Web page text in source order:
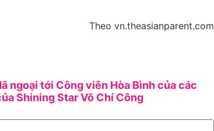
Theo vn.theasianparent.com
ngoại tới Công viên Hòa Bình của các
Shining Star Võ Chí Công